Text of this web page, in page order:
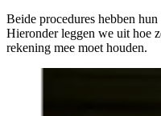
Beide procedures hebben
Hieronder leggen we uit hoe
rekening mee moet houden.